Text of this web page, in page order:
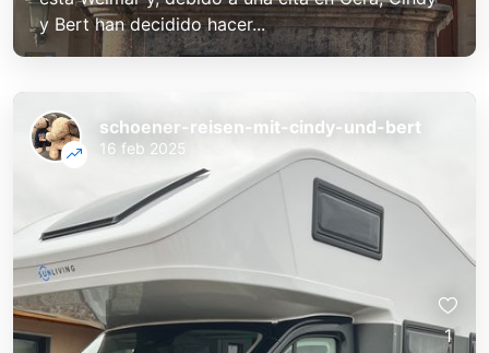
y Bert han decidido hacer...
schoener-reisen-mit-cindy-und-bert
16 feb 2025
1